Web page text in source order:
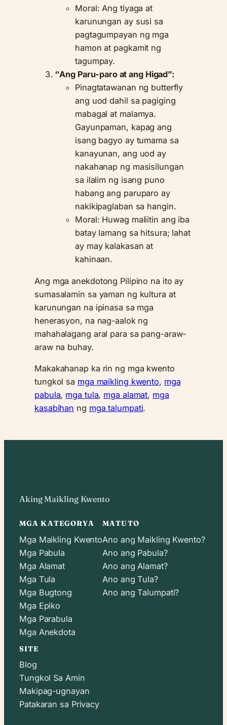
Moral: Ang tiyaga at
karunungan ay susi sa
pagtagumpayan ng mga
hamon at pagkamit ng
tagumpay.
“Ang Paru-paro at ang Higad”:
Pinagtatawanan ng butterfly
ang uod dahil sa pagiging
mabagal at malamya.
Gayunpaman, kapag ang
isang bagyo ay tumama sa
kanayunan, ang uod ay
nakahanap ng masisilungan
sa ilalim ng isang puno
habang ang paruparo ay
nakikipaglaban sa hangin.
Moral: Huwag maliitin ang iba
batay lamang sa hitsura; lahat
ay may kalakasan at
kahinaan.
Ang mga anekdotong Pilipino na ito ay
sumasalamin sa yaman ng kultura at
karunungan na ipinasa sa mga
henerasyon, na nag-aalok ng
mahahalagang aral para sa pang-araw-
araw na buhay.
Makakahanap ka rin ng mga kwento
tungkol sa mga maikling kwento, mga
pabula, mga tula, mga alamat, mga
kasabihan ng mga talumpati.
Aking Maikling Kwento
MGA KATEGORYA
Mga Maikling Kwento
Mga Pabula
Mga Alamat
Mga Tula
Mga Bugtong
Mga Epiko
Mga Parabula
Mga Anekdota
MATUTO
Ano ang Maikling Kwento?
Ano ang Pabula?
Ano ang Alamat?
Ano ang Tula?
Ano ang Talumpati?
SITE
Blog
Tungkol Sa Amin
Makipag-ugnayan
Patakaran sa Privacy